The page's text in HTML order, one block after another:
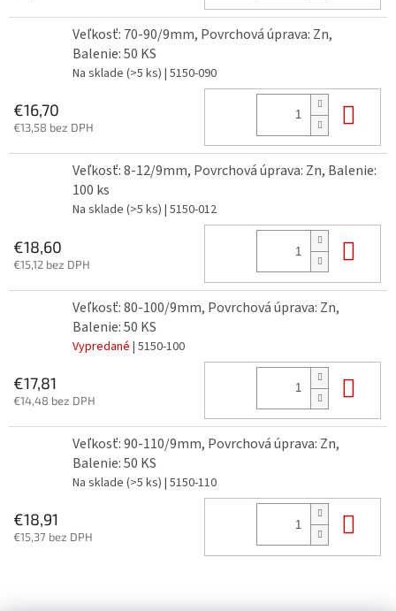
Veľkosť: 70-90/9mm, Povrchová úprava: Zn,
Balenie: 50 KS
Na sklade (>5 ks) | 5150-090
€16,70
€13,58 bez DPH
Veľkosť: 8-12/9mm, Povrchová úprava: Zn, Balenie:
100 ks
Na sklade (>5 ks) | 5150-012
€18,60
€15,12 bez DPH
Veľkosť: 80-100/9mm, Povrchová úprava: Zn,
Balenie: 50 KS
Vypredané | 5150-100
€17,81
€14,48 bez DPH
Veľkosť: 90-110/9mm, Povrchová úprava: Zn,
Balenie: 50 KS
Na sklade (>5 ks) | 5150-110
€18,91
€15,37 bez DPH